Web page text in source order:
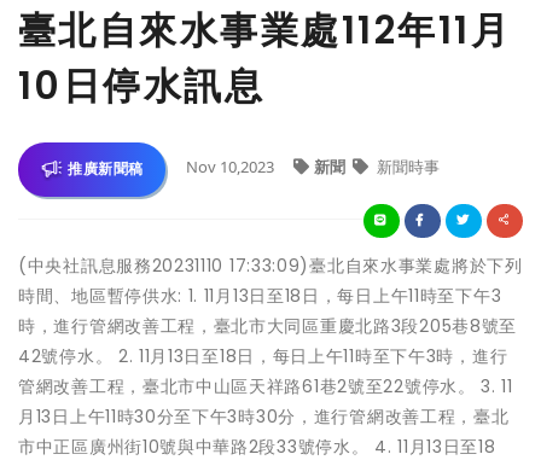
臺北自來水事業處112年11月
10日停水訊息
推廣新聞稿 Nov 10,2023 新聞 新聞時事
(中央社訊息服務20231110 17:33:09)臺北自來水事業處將於下列
時間、地區暫停供水: 1. 11月13日至18日，每日上午11時至下午3
時，進行管網改善工程，臺北市大同區重慶北路3段205巷8號至
42號停水。 2. 11月13日至18日，每日上午11時至下午3時，進行
管網改善工程，臺北市中山區天祥路61巷2號至22號停水。 3. 11
月13日上午11時30分至下午3時30分，進行管網改善工程，臺北
市中正區廣州街10號與中華路2段33號停水。 4. 11月13日至18